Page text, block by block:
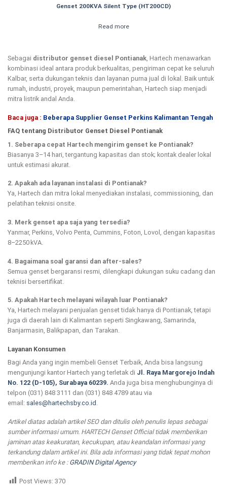
Genset 200KVA Silent Type (HT200CD)
Read more
Sebagai distributor genset diesel Pontianak, Hartech menawarkan
kombinasi ideal antara produk berkualitas, pengiriman cepat ke seluruh
Kalbar, serta dukungan teknis dan layanan purna jual di lokal. Baik untuk
rumah, industri, proyek, maupun pemerintahan, Hartech siap menjadi
mitra listrik andal Anda.
Baca juga : Beberapa Supplier Genset Perkins Kalimantan Tengah
FAQ tentang Distributor Genset Diesel Pontianak
1. Seberapa cepat Hartech mengirim genset ke Pontianak?
Biasanya 3–14 hari, tergantung kapasitas dan stok; kontak dealer lokal
untuk estimasi akurat.
2. Apakah ada layanan instalasi di Pontianak?
Ya, Hartech dan mitra lokal menyediakan instalasi, commissioning, dan
pelatihan teknisi onsite.
3. Merk genset apa saja yang tersedia?
Yanmar, Perkins, Volvo Penta, Cummins, Foton, Lovol, dengan kapasitas
8–2250 kVA.
4. Bagaimana soal garansi dan after-sales?
Semua genset bergaransi resmi, dilengkapi dukungan suku cadang dan
teknisi bersertifikat.
5. Apakah Hartech melayani wilayah luar Pontianak?
Ya, Hartech melayani penjualan genset tidak hanya di Pontianak, tetapi
juga di daerah lain di Kalimantan seperti Singkawang, Samarinda,
Banjarmasin, Balikpapan, dan Tarakan.
Layanan Konsumen
Bagi Anda yang ingin membeli Genset Terbaik, Anda bisa langsung
mengunjungi kantor Hartech yang terletak di Jl. Raya Margorejo Indah
No. 122 (D-105), Surabaya 60239. Anda juga bisa menghubunginya di
telpon (031) 848 3111 dan (031) 848 4789 atau via
email: sales@hartechsby.co.id .
Artikel diatas adalah artikel SEO dan ditulis oleh penulis lepas sebagai
sumber informasi umum. HARTECH Genset Official tidak memberikan
jaminan atas keakuratan, kecukupan, atau keandalan informasi yang
terkandung dalam artikel ini. Bila ada informasi yang tidak tepat mohon
memberikan info ke : GRADIN Digital Agency
Post Views: 370